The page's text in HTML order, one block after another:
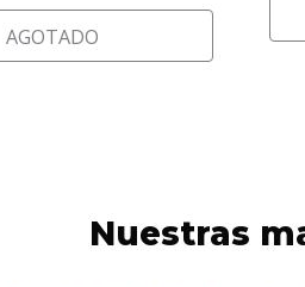
AGOTADO
Nuestras